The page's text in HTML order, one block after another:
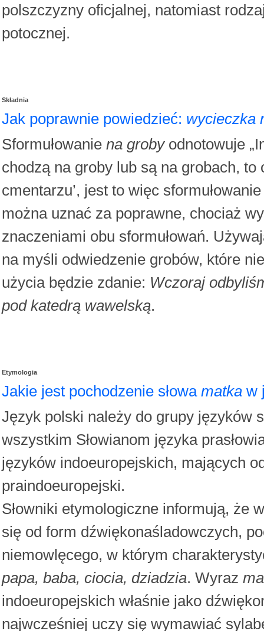
polszczyzny oficjalnej, natomiast
potocznej.
Składnia
Jak poprawnie powiedzieć: wycieczka
Sformułowanie na grobyodnotowuje
chodzą na groby lub są na grobach,
cmentarzu’, jest to więc
można uznać za poprawne, chociaż
znaczeniami obu sformułowań.
na myśli odwiedzenie grobów, które
użycia będzie zdanie: Wczoraj
pod katedrą wawelską.
Etymologia
Jakie jest pochodzenie słowa matka w
Język polski należy do grupy języków
wszystkim Słowianom języka
języków indoeuropejskich, mających
praindoeuropejski.
Słowniki etymologiczne informują, że
się od form dźwiękonaśladowczych,
niemowlęcego, w którym
papa, baba, ciocia, dziadzia. Wyraz
indoeuropejskich właśnie jako
najwcześniej uczy się wymawiać